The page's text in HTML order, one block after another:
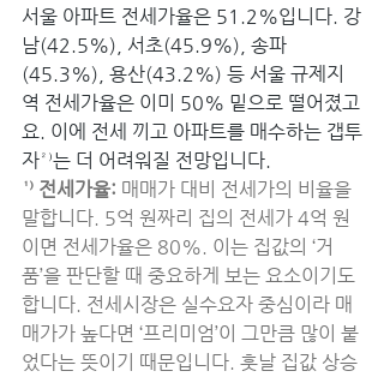
서울 아파트 전세가율은 51.2%입니다. 강
남(42.5%), 서초(45.9%), 송파
(45.3%), 용산(43.2%) 등 서울 규제지
역 전세가율은 이미 50% 밑으로 떨어졌고
요. 이에 전세 끼고 아파트를 매수하는 갭투
자²⁾는 더 어려워질 전망입니다.
¹⁾ 전세가율: 매매가 대비 전세가의 비율을
말합니다. 5억 원짜리 집의 전세가 4억 원
이면 전세가율은 80%. 이는 집값의 ‘거
품’을 판단할 때 중요하게 보는 요소이기도
합니다. 전세시장은 실수요자 중심이라 매
매가가 높다면 ‘프리미엄’이 그만큼 많이 붙
었다는 뜻이기 때문입니다. 훗날 집값 상승